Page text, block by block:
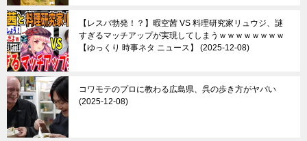
【レスバ勃発！？】暇空茜 VS 料理研究家リュウジ、謎
すぎるマッチアップが実現してしまうｗｗｗｗｗｗｗｗ
【ゆっくり 時事ネタ ニュース】
2025-12-08
コワモテのプロに教わる広島県、呉の歩き方がヤバい
2025-12-08